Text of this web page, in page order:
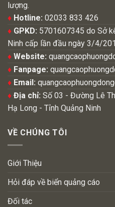
lượng.
♦ Hotline: 02033 833 426
♦ GPKD: 5701607345 do Sở
Ninh cấp lần đầu ngày 3/4/
♦ Website:
♦ Fanpage:
♦ Email:
♦ Địa chỉ: Số 03 - Đường Lê
Hạ Long - Tỉnh Quảng Ninh
VỀ CHÚNG TÔI
Giới Thiệu
Hỏi đáp về biển quảng cáo
Đối tác